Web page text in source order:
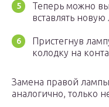
Теперь можно
вставлять
Пристегнув
колодку на
Замена правой
аналогично, только